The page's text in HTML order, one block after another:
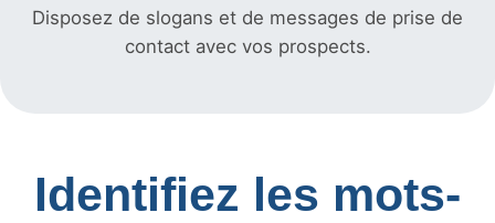
Disposez de slogans et de messages de prise de
contact avec vos prospects.
Identifiez les mots-